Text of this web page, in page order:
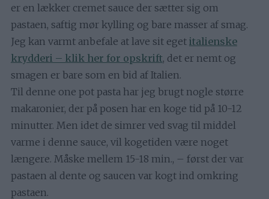
er en lækker cremet sauce der sætter sig om
pastaen, saftig mør kylling og bare masser af smag.
Jeg kan varmt anbefale at lave sit eget italienske
krydderi – klik her for opskrift, det er nemt og
smagen er bare som en bid af Italien.
Til denne one pot pasta har jeg brugt nogle større
makaronier, der på posen har en koge tid på 10-12
minutter. Men idet de simrer ved svag til middel
varme i denne sauce, vil kogetiden være noget
længere. Måske mellem 15-18 min., – først der var
pastaen al dente og saucen var kogt ind omkring
pastaen.